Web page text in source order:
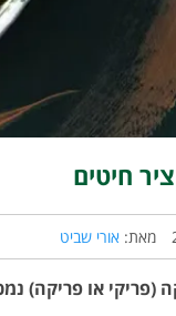
חיטים
מאת: אורי שביט
(פריקי או פריקה)